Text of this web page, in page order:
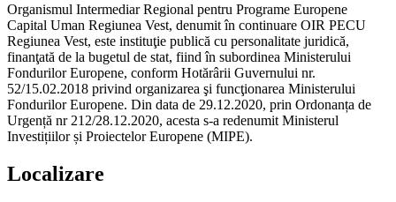
Organismul Intermediar Regional pentru Programe Europene
Capital Uman Regiunea Vest, denumit în continuare OIR PECU
Regiunea Vest, este instituţie publică cu personalitate juridică,
finanţată de la bugetul de stat, fiind în subordinea Ministerului
Fondurilor Europene, conform Hotărârii Guvernului nr.
52/15.02.2018 privind organizarea şi funcţionarea Ministerului
Fondurilor Europene. Din data de 29.12.2020, prin Ordonanța de
Urgență nr 212/28.12.2020, acesta s-a redenumit Ministerul
Investițiilor și Proiectelor Europene (MIPE).
Localizare